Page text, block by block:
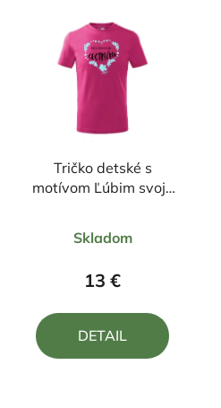
Tričko detské s
motívom Ľúbim svoju
hodnotenie
produktu
5,0
z
Skladom
13 €
DETAIL